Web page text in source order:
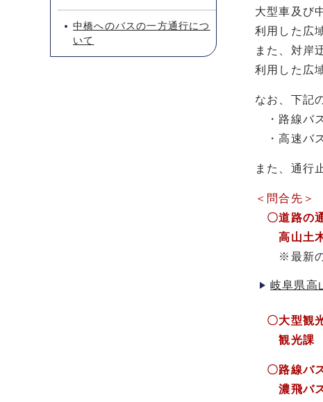
大型車及び
利用した広
また、対岸
利用した広
なお、下記
・路線バ
・高速バ
また、通行
＜問合先＞
〇道路の
高山土木
※最新の情
岐阜県高
〇大型観
観光課
〇路線バ
濃飛バス
中橋へのバスの一方通行につ
いて